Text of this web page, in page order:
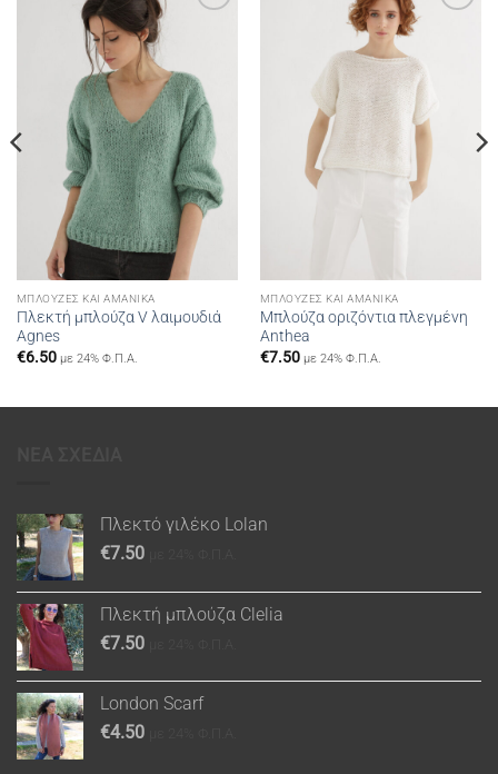
ΜΠΛΟΎΖΕΣ ΚΑΙ ΑΜΆΝΙΚΑ
Πλεκτή μπλούζα V λαιμουδιά
Agnes
€6.50 με 24% Φ.Π.Α.
ΜΠΛΟΎΖΕΣ ΚΑΙ ΑΜΆΝΙΚΑ
Μπλούζα οριζόντια πλεγμένη
Anthea
€7.50 με 24% Φ.Π.Α.
Πλεκτό γιλέκο Lolan
€7.50
Πλεκτή μπλούζα Clelia
€7.50
London Scarf
€4.50